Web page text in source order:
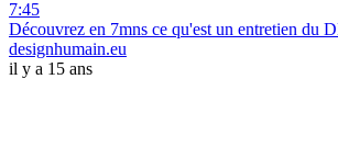
7:45
Découvrez en 7mns ce qu'est un entretien du
designhumain.eu
il y a 15 ans